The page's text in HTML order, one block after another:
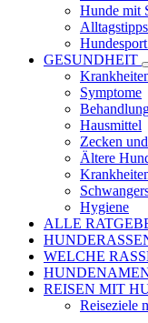
Hunde mit
GESUNDHEIT
Symptome
Hausmittel
Zecken
Ältere
Hygiene
ALLE
WELCHE
REISEN MIT
Reiseziele